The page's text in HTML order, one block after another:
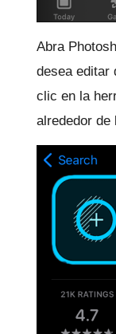
Abra
desea editar
clic en la
alrededor de